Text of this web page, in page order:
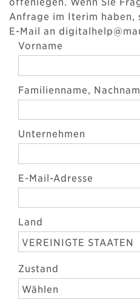
Anfrage im Iterim haben,
E-Mail an
Vorname
Familienname,
Unternehmen
E-Mail-Adresse
Land
VEREINIGTE STAATEN
Zustand
Wählen